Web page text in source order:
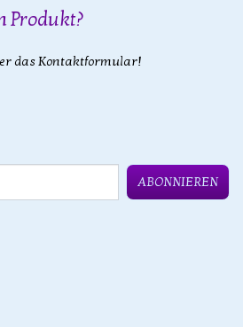
Produkt?
das Kontaktformular!
ABONNIEREN